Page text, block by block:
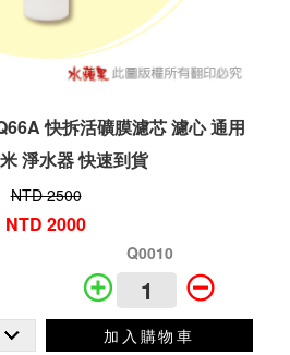
快拆活礦膜濾芯 濾心 通用
淨水器 快速到貨
NTD 2500
NTD 2000
Q0010
加入購物車